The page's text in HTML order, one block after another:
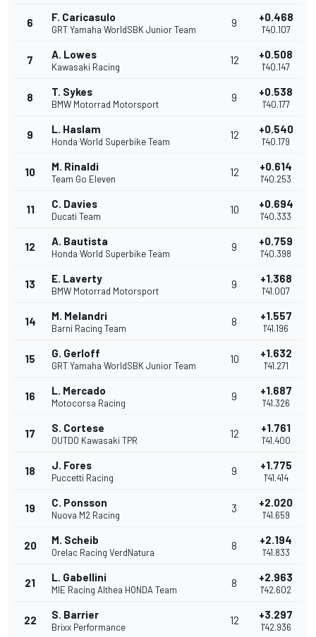
6 F. Caricasulo
GRT Yamaha WorldSBK Junior Team
9 +0.468
1'40.107
7 A. Lowes
Kawasaki Racing
12 +0.508
1'40.147
8 T. Sykes
BMW Motorrad Motorsport
9 +0.538
1'40.177
9 L. Haslam
Honda World Superbike Team
12 +0.540
1'40.179
10 M. Rinaldi
Team Go Eleven
12 +0.614
1'40.253
11 C. Davies
Ducati Team
10 +0.694
1'40.333
12 A. Bautista
Honda World Superbike Team
9 +0.759
1'40.398
13 E. Laverty
BMW Motorrad Motorsport
9 +1.368
1'41.007
14 M. Melandri
Barni Racing Team
8 +1.557
1'41.196
15 G. Gerloff
GRT Yamaha WorldSBK Junior Team
10 +1.632
1'41.271
16 L. Mercado
Motocorsa Racing
9 +1.687
1'41.326
17 S. Cortese
OUTDO Kawasaki TPR
12 +1.761
1'41.400
18 J. Fores
Puccetti Racing
9 +1.775
1'41.414
19 C. Ponsson
Nuova M2 Racing
3 +2.020
1'41.659
20 M. Scheib
Orelac Racing VerdNatura
8 +2.194
1'41.833
21 L. Gabellini
MIE Racing Althea HONDA Team
8 +2.963
1'42.602
22 S. Barrier
Brixx Performance
12 +3.297
1'42.936